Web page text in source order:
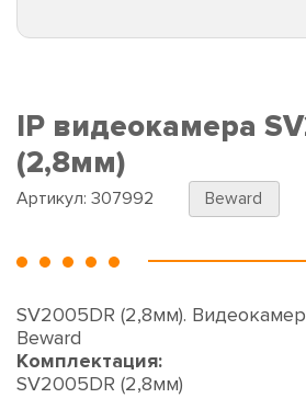
IP видеокамера
(2,8мм)
Артикул: 307992 Beward
SV2005DR (2,8мм).
Beward
Комплектация:
SV2005DR (2,8мм)